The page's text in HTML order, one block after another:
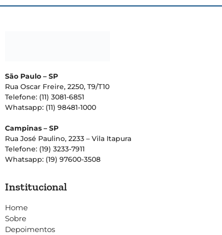
São Paulo – SP
Rua Oscar Freire, 2250, T9/T10
Telefone: (11) 3081-6851
Whatsapp: (11) 98481-1000
Campinas – SP
Rua José Paulino, 2233 – Vila Itapura
Telefone: (19) 3233-7911
Whatsapp: (19) 97600-3508
Institucional
Home
Sobre
Depoimentos